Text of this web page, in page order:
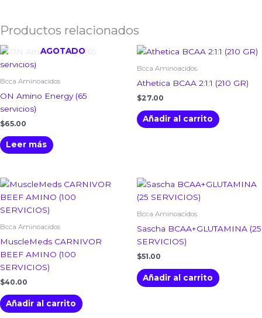
Productos relacionados
AGOTADO
Bcca Aminoacidos
ON Amino Energy (65
servicios)
$65.00
Leer más
Bcca Aminoacidos
Athetica BCAA 2:1:1 (210 GR)
$27.00
Añadir al carrito
Bcca Aminoacidos
MuscleMeds CARNIVOR
BEEF AMINO (100
SERVICIOS)
$40.00
Añadir al carrito
Bcca Aminoacidos
Sascha BCAA+GLUTAMINA (25
SERVICIOS)
$51.00
Añadir al carrito